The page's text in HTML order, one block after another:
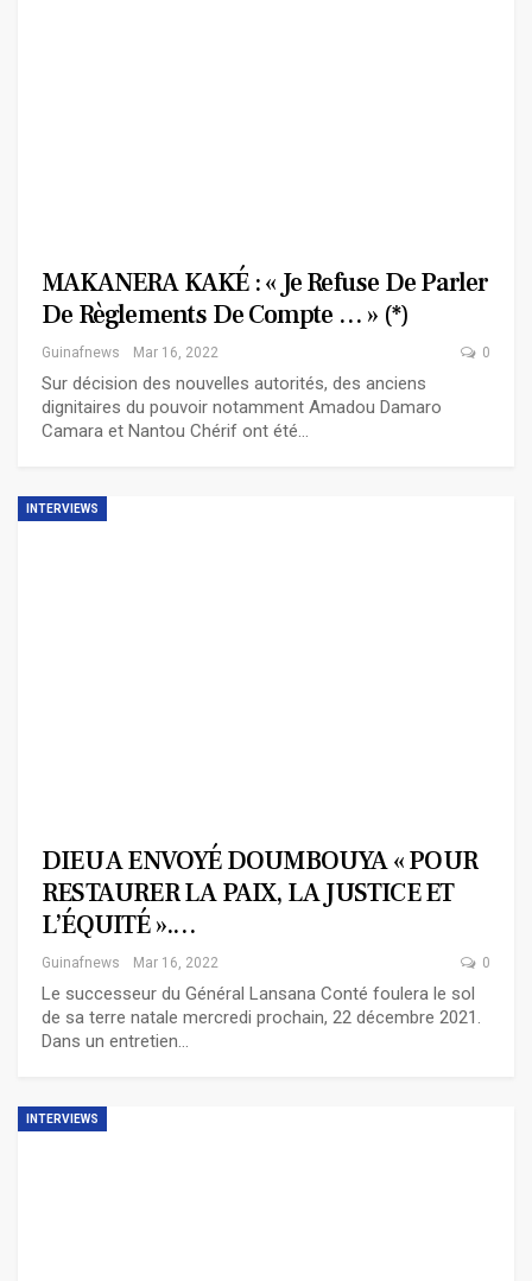
MAKANERA KAKÉ : « Je Refuse De Parler
De Règlements De Compte … » (*)
Guinafnews Mar 16, 2022 0
Sur décision des nouvelles autorités, des anciens
dignitaires du pouvoir notamment Amadou Damaro
Camara et Nantou Chérif ont été…
INTERVIEWS
DIEU A ENVOYÉ DOUMBOUYA « POUR
RESTAURER LA PAIX, LA JUSTICE ET
L’ÉQUITÉ ».…
Guinafnews Mar 16, 2022 0
Le successeur du Général Lansana Conté foulera le sol
de sa terre natale mercredi prochain, 22 décembre 2021.
Dans un entretien…
INTERVIEWS